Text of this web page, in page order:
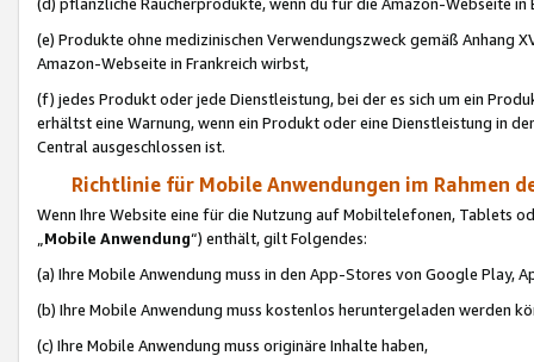
(e) Produkte ohne medizinischen Verwendungszweck gemäß Anhang
Amazon-Webseite in Frankreich wirbst,
(f) jedes Produkt oder jede Dienstleistung, bei der es sich um ein
erhältst eine Warnung, wenn ein Produkt oder eine Dienstleistung in
Central ausgeschlossen ist.
Richtlinie für Mobile Anwendungen im Rahmen
Wenn Ihre Website eine für die Nutzung auf Mobiltelefonen, Tablets
„Mobile Anwendung“) enthält, gilt Folgendes:
(a) Ihre Mobile Anwendung muss in den App-Stores von Google Play,
(b) Ihre Mobile Anwendung muss kostenlos heruntergeladen werden
(c) Ihre Mobile Anwendung muss originäre Inhalte haben,